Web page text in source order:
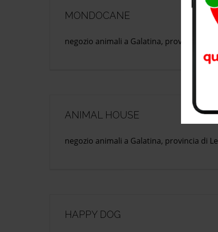
MONDOCANE
negozio animali a Galatina, provincia di
ANIMAL HOUSE
negozio animali a Galatina, provincia di
HAPPY DOG